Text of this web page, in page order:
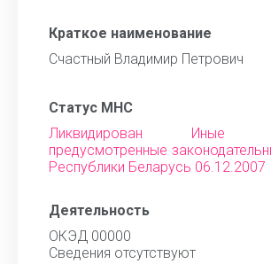
Краткое наименование
Счастный Владимир Петрович
Статус МНС
Ликвидирован Иные
предусмотренные
Республики Беларусь 06.12.2007
Деятельность
ОКЭД 00000
Cведения отсутствуют